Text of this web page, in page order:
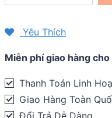
Podium
-
710ml
quantity
Yêu Thích
Miễn phí giao hàng
Thanh Toán Linh
Giao Hàng Toàn
Đổi Trả Dễ Dàng